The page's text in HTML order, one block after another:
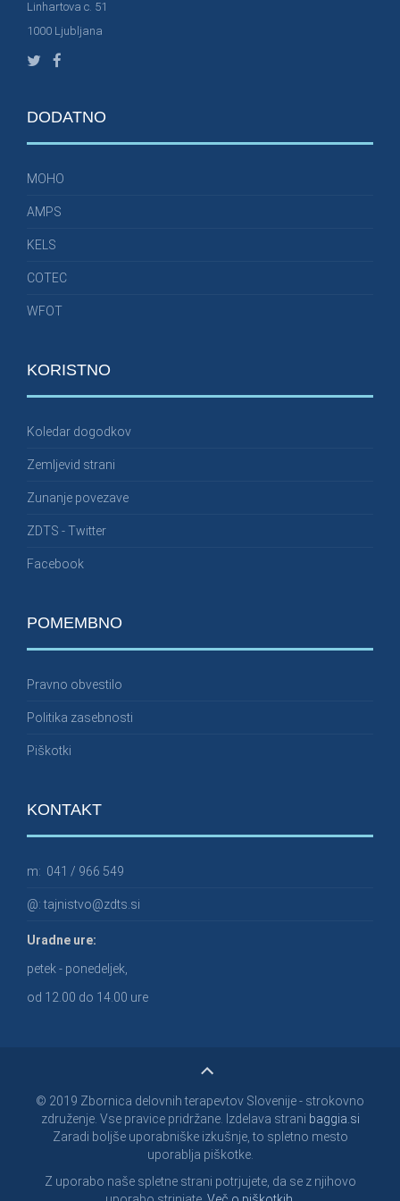
Linhartova c. 51
1000 Ljubljana
DODATNO
MOHO
AMPS
KELS
COTEC
WFOT
KORISTNO
Koledar dogodkov
Zemljevid strani
Zunanje povezave
ZDTS - Twitter
Facebook
POMEMBNO
Pravno obvestilo
Politika zasebnosti
Piškotki
KONTAKT
m: 041 / 966 549
@:tajnistvo@zdts.si
Uradne ure:
petek - ponedeljek,
od 12.00 do 14.00 ure
© 2019 Zbornica delovnih terapevtov Slovenije - strokovno
združenje. Vse pravice pridržane. Izdelava strani baggia.si
Zaradi boljše uporabniške izkušnje, to spletno mesto
uporablja piškotke.
Z uporabo naše spletne strani potrjujete, da se z njihovo